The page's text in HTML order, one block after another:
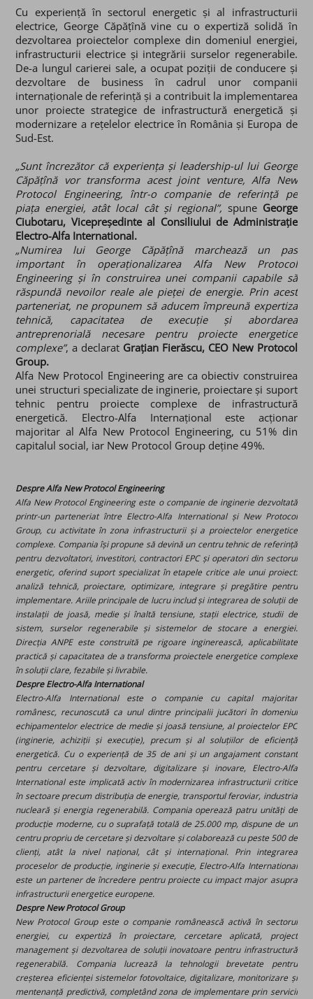
Cu experiență în sectorul energetic și al infrastructurii
electrice, George Căpățînă vine cu o expertiză solidă în
dezvoltarea proiectelor complexe din domeniul energiei,
infrastructurii electrice și integrării surselor regenerabile.
De-a lungul carierei sale, a ocupat poziții de conducere și
dezvoltare de business în cadrul unor companii
internaționale de referință și a contribuit la implementarea
unor proiecte strategice de infrastructură energetică și
modernizare a rețelelor electrice în România și Europa de
Sud-Est.
„Sunt încrezător că experiența și leadership-ul lui George
Căpățînă vor transforma acest joint venture, Alfa New
Protocol Engineering, într-o companie de referință pe
piața energiei, atât local cât și regional”, spune George
Ciubotaru, Vicepreședinte al Consiliului de Administrație
Electro-Alfa International.
„Numirea lui George Căpățînă marchează un pas
important în operaționalizarea Alfa New Protocol
Engineering și în construirea unei companii capabile să
răspundă nevoilor reale ale pieței de energie. Prin acest
parteneriat, ne propunem să aducem împreună expertiza
tehnică, capacitatea de execuție și abordarea
antreprenorială necesare pentru proiecte energetice
complexe”, a declarat Grațian Fierăscu, CEO New Protocol
Group.
Alfa New Protocol Engineering are ca obiectiv construirea
unei structuri specializate de inginerie, proiectare și suport
tehnic pentru proiecte complexe de infrastructură
energetică. Electro-Alfa Internațional este acționar
majoritar al Alfa New Protocol Engineering, cu 51% din
capitalul social, iar New Protocol Group deține 49%.
Despre Alfa New Protocol Engineering
Alfa New Protocol Engineering este o companie de inginerie dezvoltată
printr-un parteneriat între Electro-Alfa International și New Protocol
Group, cu activitate în zona infrastructurii și a proiectelor energetice
complexe. Compania își propune să devină un centru tehnic de referință
pentru dezvoltatori, investitori, contractori EPC și operatori din sectorul
energetic, oferind suport specializat în etapele critice ale unui proiect:
analiză tehnică, proiectare, optimizare, integrare și pregătire pentru
implementare. Ariile principale de lucru includ și integrarea de soluții de
instalații de joasă, medie și înaltă tensiune, stații electrice, studii de
sistem, surselor regenerabile și sistemelor de stocare a energiei.
Direcția ANPE este construită pe rigoare inginerească, aplicabilitate
practică și capacitatea de a transforma proiectele energetice complexe
în soluții clare, fezabile și livrabile.
Despre Electro-Alfa International
Electro-Alfa International este o companie cu capital majoritar
românesc, recunoscută ca unul dintre principalii jucători în domeniul
echipamentelor electrice de medie și joasă tensiune, al proiectelor EPC
(inginerie, achiziții și execuție), precum și al soluțiilor de eficiență
energetică. Cu o experiență de 35 de ani și un angajament constant
pentru cercetare și dezvoltare, digitalizare și inovare, Electro-Alfa
International este implicată activ în modernizarea infrastructurii critice
în sectoare precum distribuția de energie, transportul feroviar, industria
nucleară și energia regenerabilă. Compania operează patru unități de
producție moderne, cu o suprafață totală de 25.000 mp, dispune de un
centru propriu de cercetare și dezvoltare și colaborează cu peste 500 de
clienți, atât la nivel național, cât și internațional. Prin integrarea
proceselor de producție, inginerie și execuție, Electro-Alfa International
este un partener de încredere pentru proiecte cu impact major asupra
infrastructurii energetice europene.
Despre New Protocol Group
New Protocol Group este o companie românească activă în sectorul
energiei, cu expertiză în proiectare, cercetare aplicată, project
management și dezvoltarea de soluții inovatoare pentru infrastructură
regenerabilă. Compania lucrează la tehnologii brevetate pentru
creșterea eficienței sistemelor fotovoltaice, digitalizare, monitorizare și
mentenanță predictivă, completând zona de implementare prin servicii